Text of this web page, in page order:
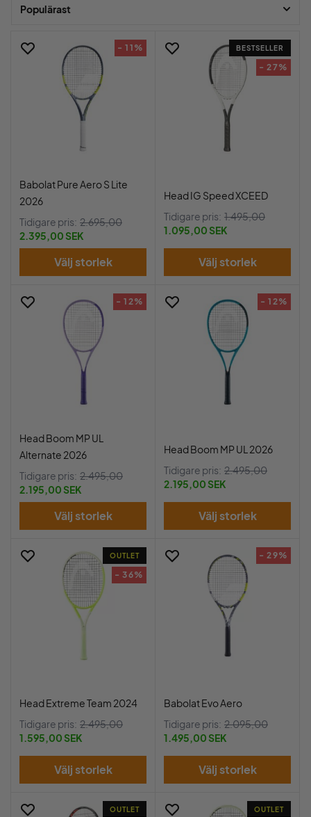
fler!Populärast
- 11%
Babolat Pure Aero S Lite
2026
Tidigare pris: 2.695,00
2.395,00 SEK
Välj storlek
BESTSELLER
- 27%
Head IG Speed XCEED
Tidigare pris: 1.495,00
1.095,00 SEK
Välj storlek
- 12%
Head Boom MP UL
Alternate 2026
Tidigare pris: 2.495,00
2.195,00 SEK
Välj storlek
- 12%
Head Boom MP UL 2026
Tidigare pris: 2.495,00
2.195,00 SEK
Välj storlek
OUTLET
- 36%
Head Extreme Team 2024
Tidigare pris: 2.495,00
1.595,00 SEK
Välj storlek
- 29%
Babolat Evo Aero
Tidigare pris: 2.095,00
1.495,00 SEK
Välj storlek
OUTLET OUTLET